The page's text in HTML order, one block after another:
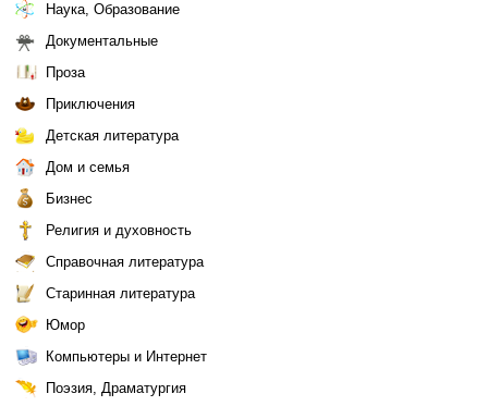
Наука, Образование
Документальные
Проза
Приключения
Детская литература
Дом и семья
Бизнес
Религия и духовность
Справочная литература
Старинная литература
Юмор
Компьютеры и Интернет
Поэзия, Драматургия